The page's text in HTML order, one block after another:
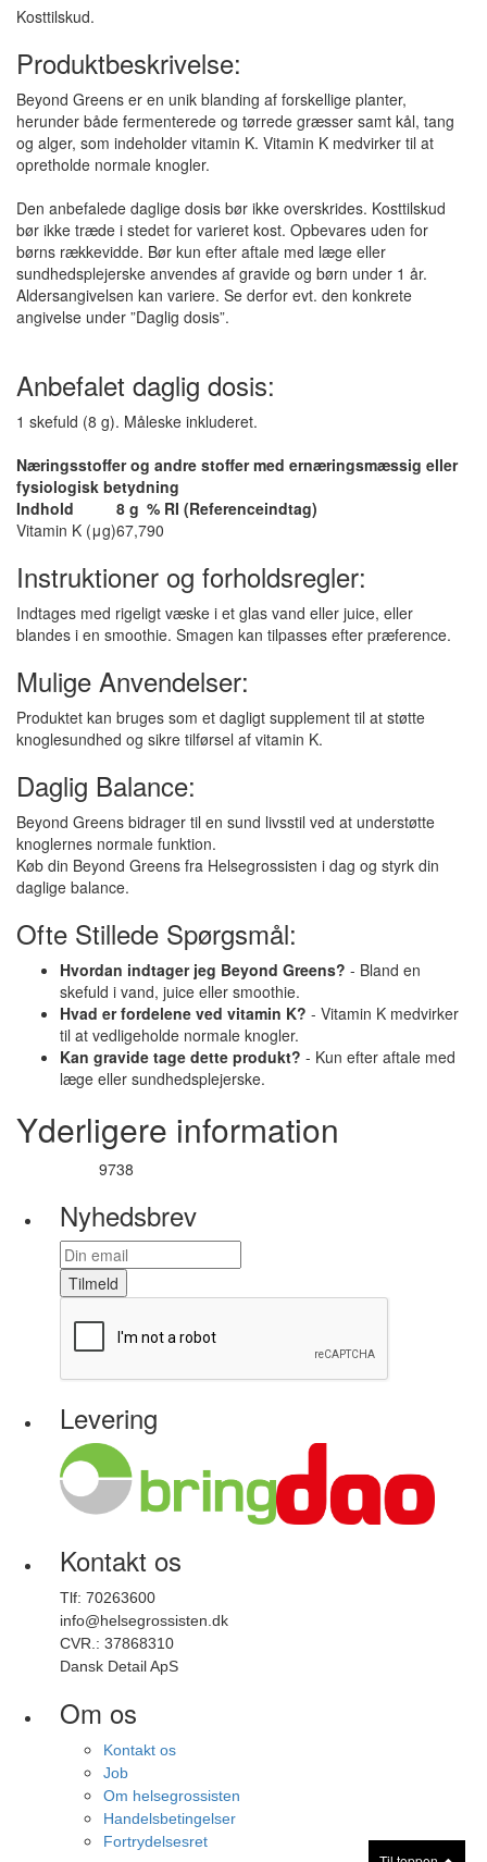
Kosttilskud.
Produktbeskrivelse:
Beyond Greens er en unik blanding af forskellige planter,
herunder både fermenterede og tørrede græsser samt kål, tang
og alger, som indeholder vitamin K. Vitamin K medvirker til at
opretholde normale knogler.
Den anbefalede daglige dosis bør ikke overskrides. Kosttilskud
bør ikke træde i stedet for varieret kost. Opbevares uden for
børns rækkevidde. Bør kun efter aftale med læge eller
sundhedsplejerske anvendes af gravide og børn under 1 år.
Aldersangivelsen kan variere. Se derfor evt. den konkrete
angivelse under ”Daglig dosis”.
Anbefalet daglig dosis:
1 skefuld (8 g). Måleske inkluderet.
Næringsstoffer og andre stoffer med ernæringsmæssig eller
fysiologisk betydning
Indhold
8 g % RI (Referenceindtag)
Vitamin K (μg)67,790
Instruktioner og forholdsregler:
Indtages med rigeligt væske i et glas vand eller juice, eller
blandes i en smoothie. Smagen kan tilpasses efter præference.
Mulige Anvendelser:
Produktet kan bruges som et dagligt supplement til at støtte
knoglesundhed og sikre tilførsel af vitamin K.
Daglig Balance:
Beyond Greens bidrager til en sund livsstil ved at understøtte
knoglernes normale funktion.
Køb din Beyond Greens fra Helsegrossisten i dag og styrk din
daglige balance.
Ofte Stillede Spørgsmål:
Hvordan indtager jeg Beyond Greens? - Bland en
skefuld i vand, juice eller smoothie.
Hvad er fordelene ved vitamin K? - Vitamin K medvirker
til at vedligeholde normale knogler.
Kan gravide tage dette produkt? - Kun efter aftale med
læge eller sundhedsplejerske.
Yderligere information
9738
Nyhedsbrev
Tilmeld
Levering
Kontakt os
Tlf: 70263600
info@helsegrossisten.dk
CVR.: 37868310
Dansk Detail ApS
Om os
Kontakt os
Job
Om helsegrossisten
Handelsbetingelser
Fortrydelsesret